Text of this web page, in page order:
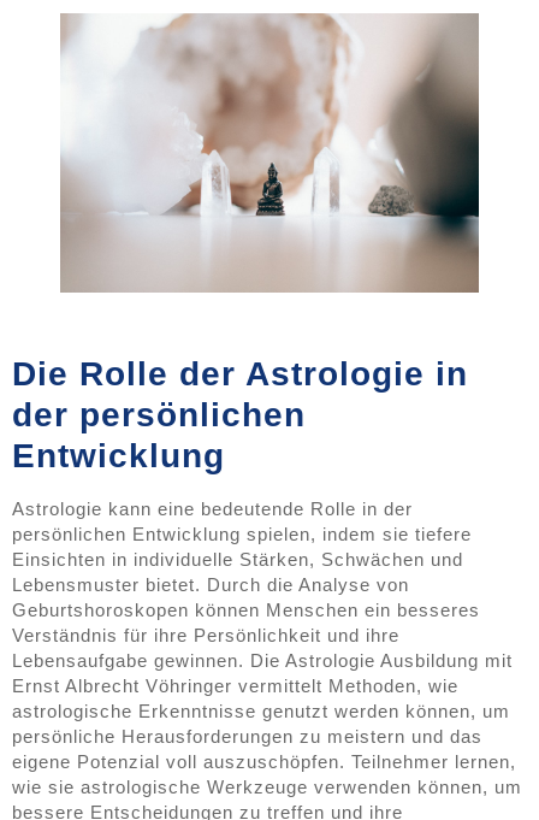
Die Rolle der Astrologie in
der persönlichen
Entwicklung
Astrologie kann eine bedeutende Rolle in der
persönlichen Entwicklung spielen, indem sie tiefere
Einsichten in individuelle Stärken, Schwächen und
Lebensmuster bietet. Durch die Analyse von
Geburtshoroskopen können Menschen ein besseres
Verständnis für ihre Persönlichkeit und ihre
Lebensaufgabe gewinnen. Die Astrologie Ausbildung mit
Ernst Albrecht Vöhringer vermittelt Methoden, wie
astrologische Erkenntnisse genutzt werden können, um
persönliche Herausforderungen zu meistern und das
eigene Potenzial voll auszuschöpfen. Teilnehmer lernen,
wie sie astrologische Werkzeuge verwenden können, um
bessere Entscheidungen zu treffen und ihre